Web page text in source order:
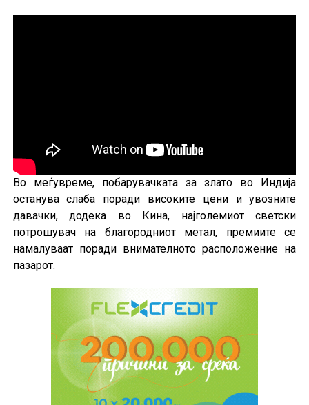
Во меѓувреме, побарувачката за злато во Индија
останува слаба поради високите цени и увозните
давачки, додека во Кина, најголемиот светски
потрошувач на благородниот метал, премиите се
намалуваат поради внимателното расположение на
пазарот.